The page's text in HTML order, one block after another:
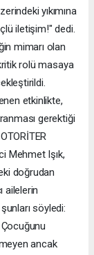
yıkımına
iletişim!" dedi.
mimarı olan
rolü masaya
etkinlikte,
gerektiği
Mehmet Işık,
doğrudan
ailelerin
söyledi:
ancak